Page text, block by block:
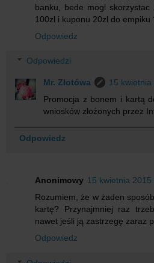
banku, bede mogl
100zl i kuponu 20zl do empiku
Odpowiedz
Odpowiedzi
Mr. Złotówa
15
Promocja z bonem i kartą
wniosków złożonych przez
Odpowiedz
Anonimowy 15 kwietnia 2015
Rozumiem, że w żaden
kartę? Przynajmniej raz
nawet jeśli ją zastrzegę zaraz
Odpowiedz